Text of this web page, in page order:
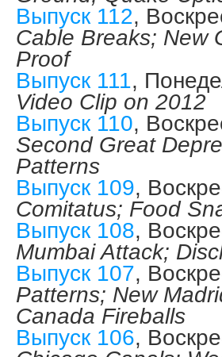
Выпуск 112,
Cable Breaks; New
Proof
Выпуск 111,
Video Clip on 2012
Выпуск 110,
Second Great
Patterns
Выпуск 109,
Comitatus; Food
Выпуск 108,
Mumbai Attack;
Выпуск 107,
Patterns; New
Canada Fireballs
Выпуск 106,